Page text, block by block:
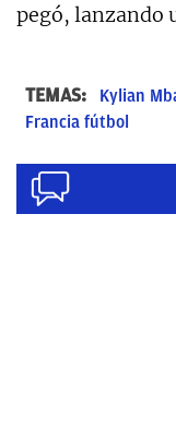
pegó, lanzando
TEMAS: Kylian
Francia fútbol